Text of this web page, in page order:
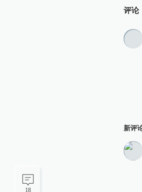
18
评论
新评